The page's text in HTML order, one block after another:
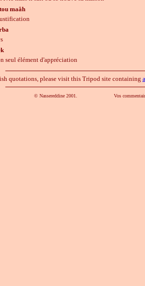
maâh
seul élément d'appréciation
quotations, please visit this Tripod site containing
© Nassereddine 2001. Vos